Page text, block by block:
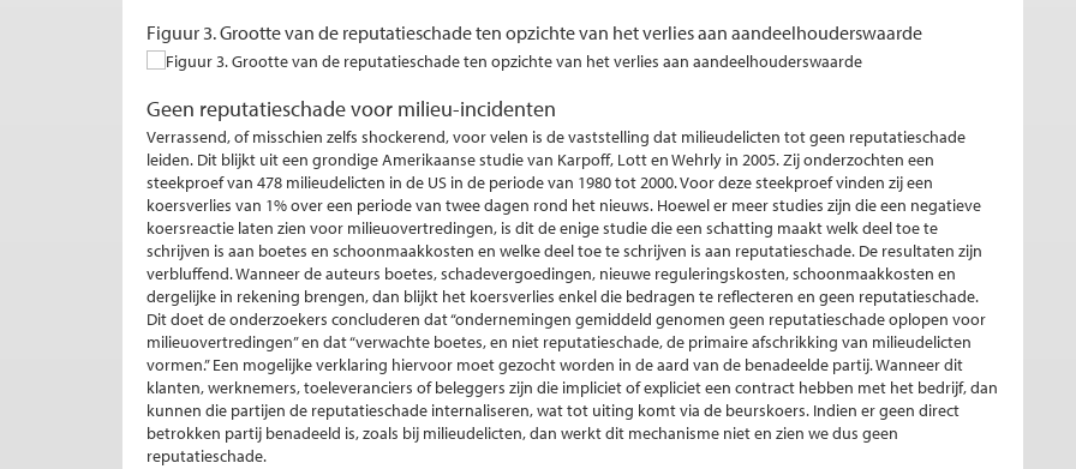
Figuur 3. Grootte van de reputatieschade ten opzichte van het verlies aan aandeelhouderswaarde
Geen reputatieschade voor milieu-incidenten
Verrassend, of misschien zelfs shockerend, voor velen is de vaststelling dat milieudelicten tot geen reputatieschade
leiden. Dit blijkt uit een grondige Amerikaanse studie van Karpoff, Lott en Wehrly in 2005. Zij onderzochten een
steekproef van 478 milieudelicten in de US in de periode van 1980 tot 2000. Voor deze steekproef vinden zij een
koersverlies van 1% over een periode van twee dagen rond het nieuws. Hoewel er meer studies zijn die een negatieve
koersreactie laten zien voor milieuovertredingen, is dit de enige studie die een schatting maakt welk deel toe te
schrijven is aan boetes en schoonmaakkosten en welke deel toe te schrijven is aan reputatieschade. De resultaten zijn
verbluffend. Wanneer de auteurs boetes, schadevergoedingen, nieuwe reguleringskosten, schoonmaakkosten en
dergelijke in rekening brengen, dan blijkt het koersverlies enkel die bedragen te reflecteren en geen reputatieschade.
Dit doet de onderzoekers concluderen dat “ondernemingen gemiddeld genomen geen reputatieschade oplopen voor
milieuovertredingen” en dat “verwachte boetes, en niet reputatieschade, de primaire afschrikking van milieudelicten
vormen.” Een mogelijke verklaring hiervoor moet gezocht worden in de aard van de benadeelde partij. Wanneer dit
klanten, werknemers, toeleveranciers of beleggers zijn die impliciet of expliciet een contract hebben met het bedrijf, dan
kunnen die partijen de reputatieschade internaliseren, wat tot uiting komt via de beurskoers. Indien er geen direct
betrokken partij benadeeld is, zoals bij milieudelicten, dan werkt dit mechanisme niet en zien we dus geen
reputatieschade.